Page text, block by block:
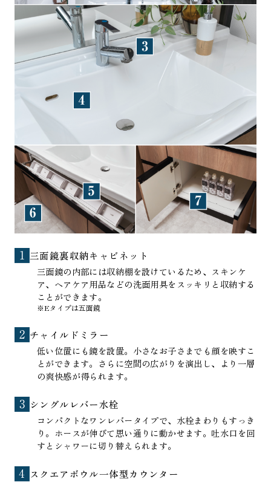
三面鏡裏収納キャビネット
三面鏡の内部には収納棚を設けているため、スキンケ
ア、ヘアケア用品などの洗面用具をスッキリと収納する
ことができます。
※Eタイプは五面鏡
チャイルドミラー
低い位置にも鏡を設置。小さなお子さまでも顔を映すこ
とができます。さらに空間の広がりを演出し、より一層
の爽快感が得られます。
シングルレバー水栓
コンパクトなワンレバータイプで、水栓まわりもすっき
り。ホースが伸びて思い通りに動かせます。吐水口を回
すとシャワーに切り替えられます。
スクエアボウル一体型カウンター